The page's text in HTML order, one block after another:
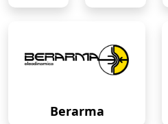
Berarma